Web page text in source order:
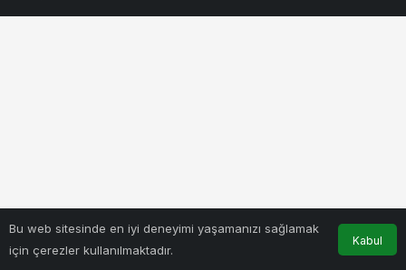
Bu web sitesinde en iyi deneyimi yaşamanızı sağlamak
için çerezler kullanılmaktadır.
Kabul